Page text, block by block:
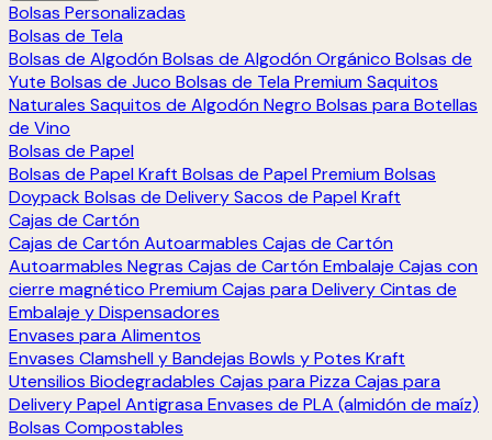
Bolsas Personalizadas
Bolsas de Tela
Bolsas de Algodón Bolsas de Algodón Orgánico Bolsas de
Yute Bolsas de Juco Bolsas de Tela Premium Saquitos
Naturales Saquitos de Algodón Negro Bolsas para Botellas
de Vino
Bolsas de Papel
Bolsas de Papel Kraft Bolsas de Papel Premium Bolsas
DoypackBolsas de DeliverySacos de Papel Kraft
Cajas de Cartón
Cajas de Cartón Autoarmables Cajas de Cartón
Autoarmables Negras Cajas de Cartón Embalaje Cajas con
cierre magnético Premium Cajas para DeliveryCintas de
Embalaje y Dispensadores
Envases para Alimentos
Envases Clamshell y Bandejas Bowls y Potes Kraft
Utensilios Biodegradables Cajas para Pizza Cajas para
DeliveryPapel Antigrasa Envases de PLA (almidón de maíz)
Bolsas Compostables